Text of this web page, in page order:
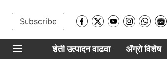
Subscribe
शेती उत्पादन वाढवा ॲग्रो विशेष